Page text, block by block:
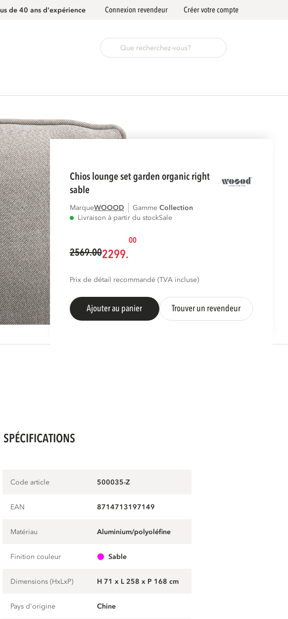
de 40 ans d'expérience Connexion revendeur Créer votre compte
chios lounge set garden organic right
sable
MarqueWOOOD Gamme
collection
Livraison à partir du stockSale
2569.002299.
00
Prix de détail recommandé (TVA incluse)
Ajouter au panier Trouver un revendeur
SPÉCIFICATIONS
Code article 500035-Z
EAN 8714713197149
Matériau aluminium/polyoléfine
Finition couleur sable
Dimensions (HxLxP) H 71 x L 258 x P 168 cm
Pays d'origine Chine